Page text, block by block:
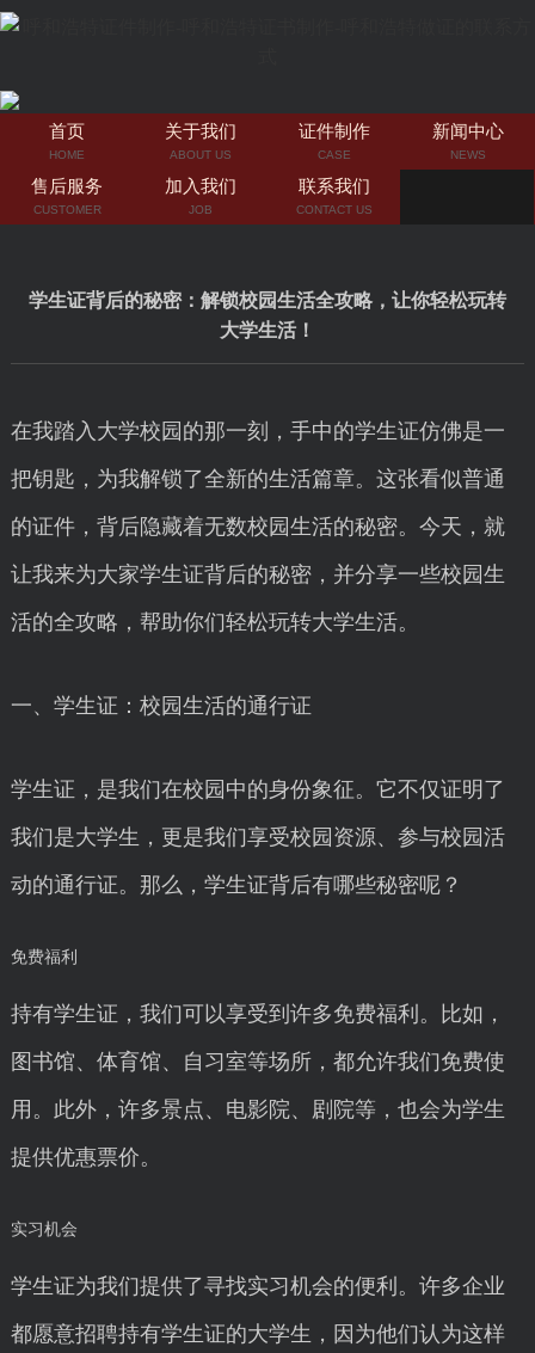
首页
HOME
关于我们
ABOUT US
证件制作
CASE
新闻中心
NEWS
售后服务
CUSTOMER
加入我们
JOB
联系我们
CONTACT US
学生证背后的秘密：解锁校园生活全攻略，让你轻松玩转
大学生活！
在我踏入大学校园的那一刻，手中的学生证仿佛是一
把钥匙，为我解锁了全新的生活篇章。这张看似普通
的证件，背后隐藏着无数校园生活的秘密。今天，就
让我来为大家学生证背后的秘密，并分享一些校园生
活的全攻略，帮助你们轻松玩转大学生活。
一、学生证：校园生活的通行证
学生证，是我们在校园中的身份象征。它不仅证明了
我们是大学生，更是我们享受校园资源、参与校园活
动的通行证。那么，学生证背后有哪些秘密呢？
免费福利
持有学生证，我们可以享受到许多免费福利。比如，
图书馆、体育馆、自习室等场所，都允许我们免费使
用。此外，许多景点、电影院、剧院等，也会为学生
提供优惠票价。
实习机会
学生证为我们提供了寻找实习机会的便利。许多企业
都愿意招聘持有学生证的大学生，因为他们认为这样